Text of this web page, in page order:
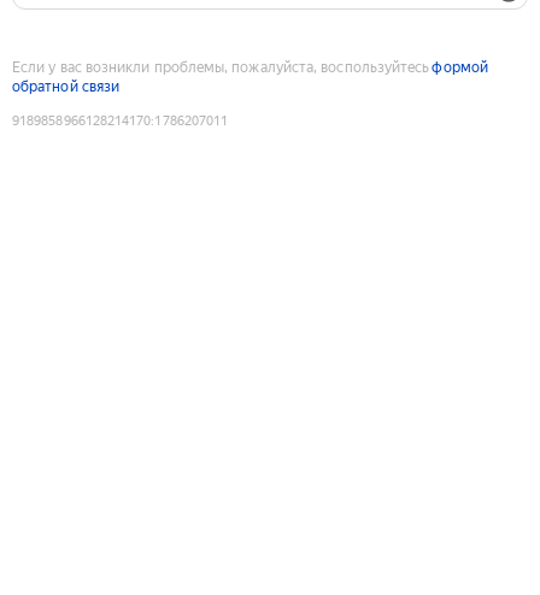
Если у вас возникли проблемы, пожалуйста, воспользуйтесьформой
обратной связи
9189858966128214170:1786207011